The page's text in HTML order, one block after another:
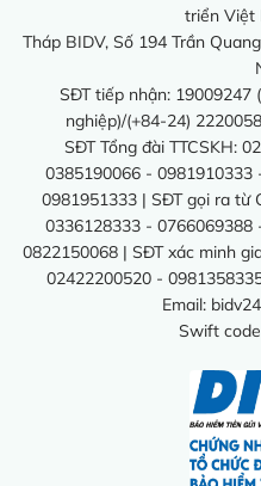
triển Việt
Tháp BIDV, Số 194 Trần
SĐT tiếp nhận: 19009247
nghiệp)/(+84-24)
SĐT Tổng đài TTCSKH:
0385190066 -
0981951333 | SĐT gọi ra từ
0336128333 -
0822150068 | SĐT xác minh
02422200520 -
Email:
Swift